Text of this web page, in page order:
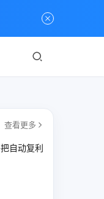
查看更多
自动复利